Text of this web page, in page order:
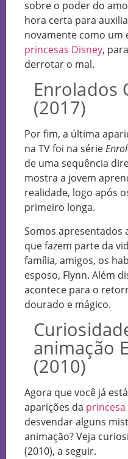
sobre o poder do
hora certa para
novamente como
princesas Disney,
derrotar o mal.
Enrolados
(2017)
Por fim, a última
na TV foi na série
de uma sequência
mostra a jovem
realidade, logo após
primeiro longa.
Somos apresentados
que fazem parte da
família, amigos, os
esposo, Flynn. Além
acontece para o
dourado e mágico.
animação
(2010)
Agora que você já
aparições da princesa
desvendar alguns
animação? Veja
(2010), a seguir.